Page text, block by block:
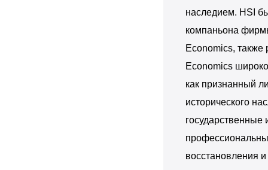
наследием. HSI
компаньона
Economics,
Economics
как признанный
исторического
государственные
восстановления